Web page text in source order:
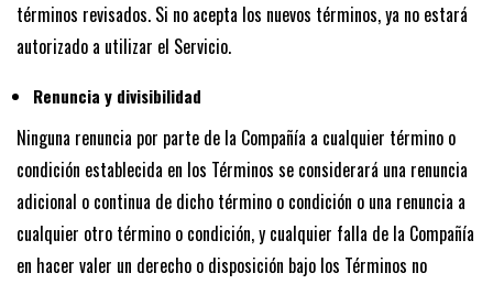
términos revisados. Si no acepta los nuevos términos, ya no estará
autorizado a utilizar el Servicio.
Renuncia y divisibilidad
Ninguna renuncia por parte de la Compañía a cualquier término o
condición establecida en los Términos se considerará una renuncia
adicional o continua de dicho término o condición o una renuncia a
cualquier otro término o condición, y cualquier falla de la Compañía
en hacer valer un derecho o disposición bajo los Términos no